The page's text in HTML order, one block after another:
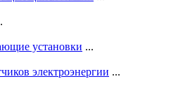
установки ...
электроэнергии ...